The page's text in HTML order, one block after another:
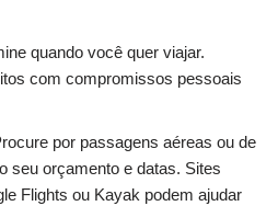
quando você quer viajar.
com compromissos pessoais
por passagens aéreas ou de
seu orçamento e datas. Sites
Flights ou Kayak podem ajudar